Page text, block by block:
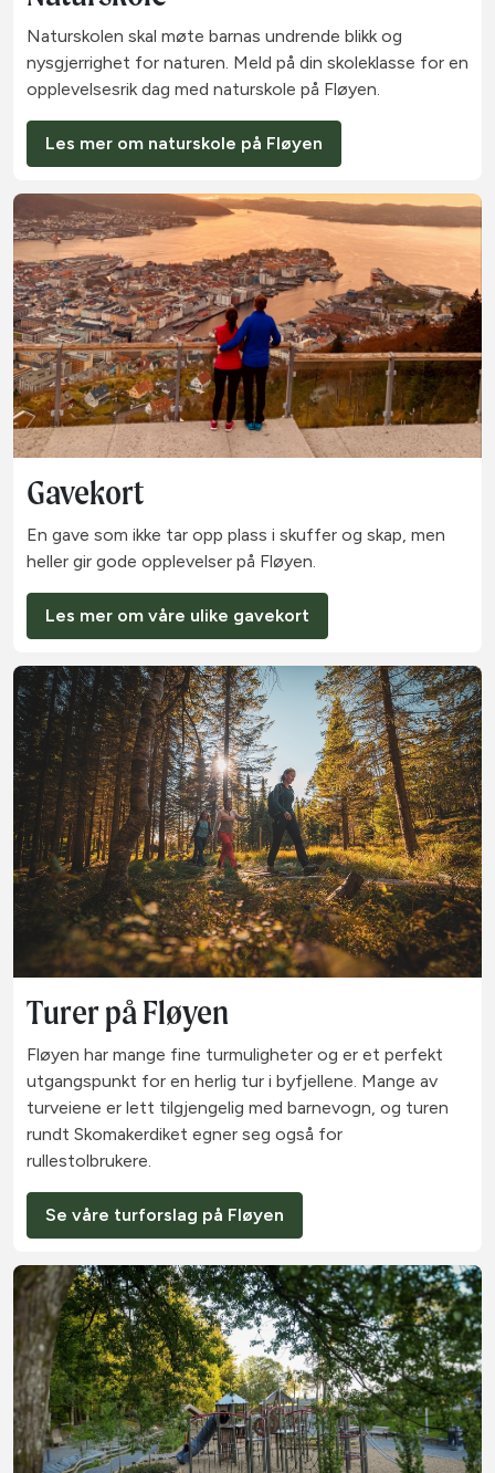
Naturskolen skal møte barnas undrende blikk og
nysgjerrighet for naturen. Meld på din skoleklasse for en
opplevelsesrik dag med naturskole på Fløyen.
Les mer om naturskole på Fløyen
Gavekort
En gave som ikke tar opp plass i skuffer og skap, men
heller gir gode opplevelser på Fløyen.
Les mer om våre ulike gavekort
Turer på Fløyen
Fløyen har mange fine turmuligheter og er et perfekt
utgangspunkt for en herlig tur i byfjellene. Mange av
turveiene er lett tilgjengelig med barnevogn, og turen
rundt Skomakerdiket egner seg også for
rullestolbrukere.
Se våre turforslag på Fløyen